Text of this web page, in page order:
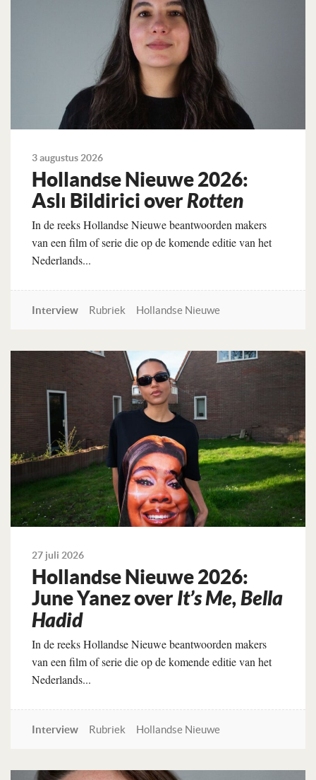
3 augustus 2026
Hollandse Nieuwe 2026:
Aslı Bildirici overRotten
In de reeks Hollandse Nieuwe beantwoorden makers
van een film of serie die op de komende editie van het
Nederlands...
Interview Rubriek Hollandse Nieuwe
Lees verder
27 juli 2026
Hollandse Nieuwe 2026:
June Yanez overIt’s Me, Bella
Hadid
In de reeks Hollandse Nieuwe beantwoorden makers
van een film of serie die op de komende editie van het
Nederlands...
Interview Rubriek Hollandse Nieuwe
Lees verder